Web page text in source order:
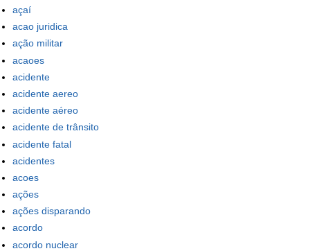
açaí
acao juridica
ação militar
acaoes
acidente
acidente aereo
acidente aéreo
acidente de trânsito
acidente fatal
acidentes
acoes
ações
ações disparando
acordo
acordo nuclear